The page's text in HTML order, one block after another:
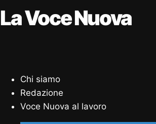
La Voce Nuova
Chi siamo
Redazione
Voce Nuova al lavoro